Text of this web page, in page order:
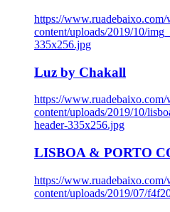
https://www.ruadebaixo.com/
content/uploads/2019/10/
335x256.jpg
Luz by Chakall
https://www.ruadebaixo.com/
content/uploads/2019/10/
header-335x256.jpg
LISBOA & PORTO
https://www.ruadebaixo.com/
content/uploads/2019/07/